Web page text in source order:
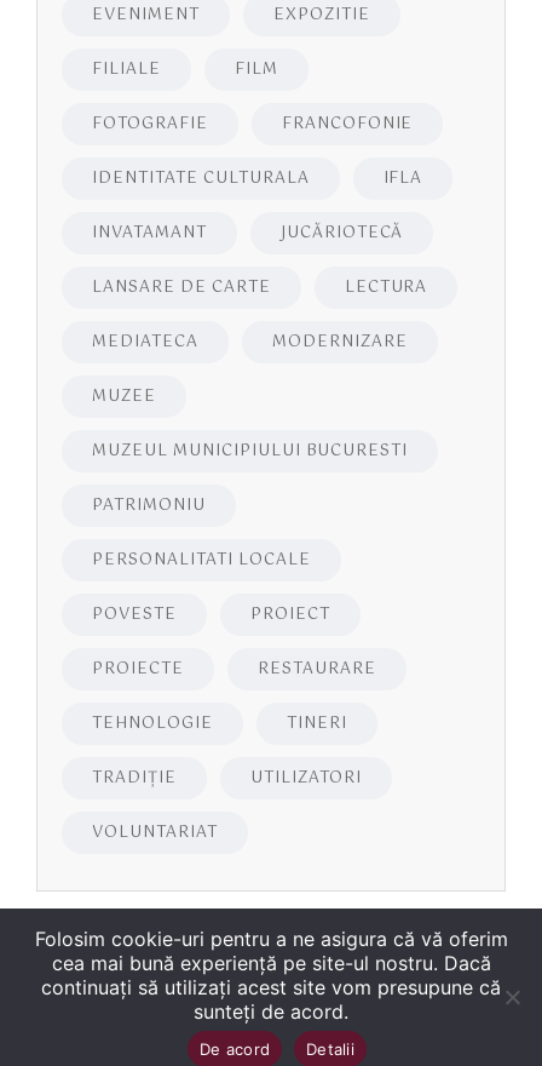
EVENIMENT EXPOZITIE
FILIALE FILM
FOTOGRAFIE FRANCOFONIE
IDENTITATE CULTURALA IFLA
INVATAMANT JUCĂRIOTECĂ
LANSARE DE CARTE LECTURA
MEDIATECA MODERNIZARE
MUZEE
MUZEUL MUNICIPIULUI BUCURESTI
PATRIMONIU
PERSONALITATI LOCALE
POVESTE PROIECT
PROIECTE RESTAURARE
TEHNOLOGIE TINERI
TRADIȚIE UTILIZATORI
VOLUNTARIAT
2026Biblioteca Județeană
Folosim cookie-uri pentru a ne asigura că vă oferim
cea mai bună experiență pe site-ul nostru. Dacă
continuați să utilizați acest site vom presupune că
sunteți de acord.
De acord Detalii